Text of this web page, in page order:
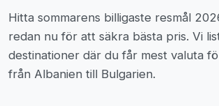
Hitta sommarens billigaste resmål
redan nu för att säkra bästa pris. Vi
destinationer där du får mest valuta
från Albanien till Bulgarien.